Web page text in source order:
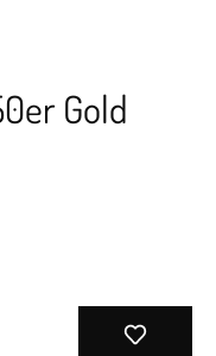
Gold